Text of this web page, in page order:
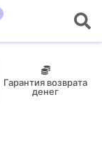
Гарантия возврата
денег